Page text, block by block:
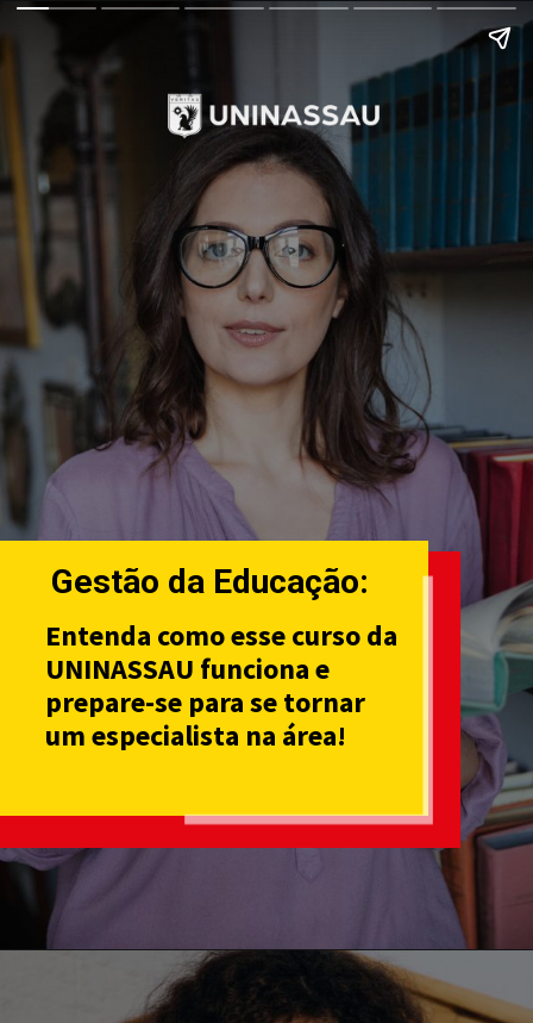
Entenda como esse curso da
UNINASSAU funciona e
prepare-se para se tornar
um especialista na área!
Gestão da Educação: